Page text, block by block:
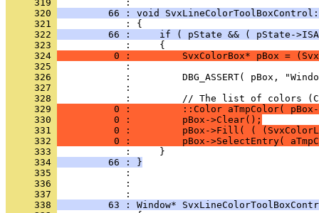
     319
     320
66 : void
     321
     322
66 :     if ( pState && ( pState-
     323
     324
0 :         SvxColorBox* pBox =
     325
     326
     327
     328
     329
0 :         ::Color aTmpColor(
     330
          0 :         pBox->Clear();
     331
0 :         pBox->Fill( (
     332
0 :         pBox->SelectEntry(
     333
     334
         66 : }
     335
     336
            :
     337
     338
63 : Window*